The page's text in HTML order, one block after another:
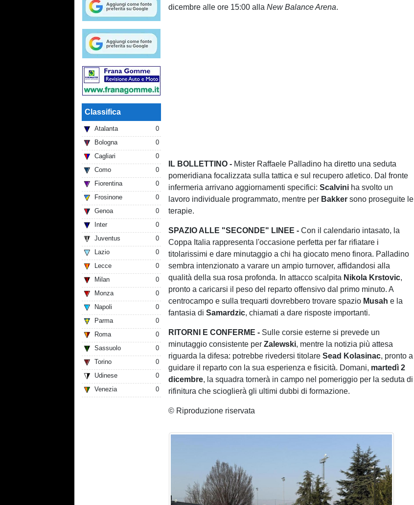
Classifica
Atalanta
0
Bologna
0
Cagliari
0
Como
0
Fiorentina
0
Frosinone
0
Genoa
0
Inter
0
Juventus
0
Lazio
0
Lecce
0
Milan
0
Monza
0
Napoli
0
Parma
0
Roma
0
Sassuolo
0
Torino
0
Udinese
0
Venezia
0
dicembre alle ore 15:00 allaNew Balance Arena.
IL BOLLETTINO - Mister Raffaele Palladino ha diretto una seduta
pomeridiana focalizzata sulla tattica e sul recupero atletico. Dal fronte
infermeria arrivano aggiornamenti specifici:Scalvini ha svolto un
lavoro individuale programmato, mentre per Bakker sono proseguite le
terapie.
SPAZIO ALLE "SECONDE" LINEE - Con il calendario intasato, la
Coppa Italia rappresenta l'occasione perfetta per far rifiatare i
titolarissimi e dare minutaggio a chi ha giocato meno finora. Palladino
sembra intenzionato a varare un ampio turnover, affidandosi alla
qualità della sua rosa profonda. In attacco scalpita Nikola Krstovic,
pronto a caricarsi il peso del reparto offensivo dal primo minuto. A
centrocampo e sulla trequarti dovrebbero trovare spazio Musah e la
fantasia diSamardzic, chiamati a dare risposte importanti.
RITORNI E CONFERME - Sulle corsie esterne si prevede un
minutaggio consistente perZalewski, mentre la notizia più attesa
riguarda la difesa: potrebbe rivedersi titolareSead Kolasinac, pronto a
guidare il reparto con la sua esperienza e fisicità. Domani, martedì 2
dicembre, la squadra tornerà in campo nel pomeriggio per la seduta di
rifinitura che scioglierà gli ultimi dubbi di formazione.
© Riproduzione riservata